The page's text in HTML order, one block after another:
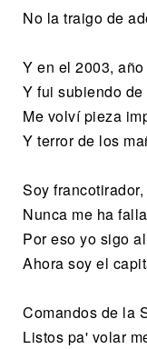
No la traigo de
Y en el 2003,
Y fui subiendo de
Me volví pieza
Y terror de los
Soy
Nunca me ha
Por eso yo sigo
Ahora soy el
Comandos de la
Listos pa' volar